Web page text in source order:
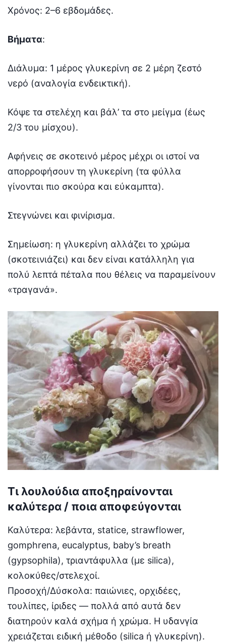
Χρόνος: 2–6 εβδομάδες.
Βήματα:
Διάλυμα: 1 μέρος γλυκερίνη σε 2 μέρη ζεστό
νερό (αναλογία ενδεικτική).
Κόψε τα στελέχη και βάλ’ τα στο μείγμα (έως
2/3 του μίσχου).
Αφήνεις σε σκοτεινό μέρος μέχρι οι ιστοί να
απορροφήσουν τη γλυκερίνη (τα φύλλα
γίνονται πιο σκούρα και εύκαμπτα).
Στεγνώνει και φινίρισμα.
Σημείωση: η γλυκερίνη αλλάζει το χρώμα
(σκοτεινιάζει) και δεν είναι κατάλληλη για
πολύ λεπτά πέταλα που θέλεις να παραμείνουν
«τραγανά».
Τι λουλούδια αποξηραίνονται
καλύτερα / ποια αποφεύγονται
Καλύτερα: λεβάντα, statice, strawflower,
gomphrena, eucalyptus, baby’s breath
(gypsophila), τριαντάφυλλα (με silica),
κολοκύθες/στελεχοί.
Προσοχή/Δύσκολα: παιώνιες, ορχιδέες,
τουλίπες, ίριδες — πολλά από αυτά δεν
διατηρούν καλά σχήμα ή χρώμα. Η υδανγία
χρειάζεται ειδική μέθοδο (silica ή γλυκερίνη).